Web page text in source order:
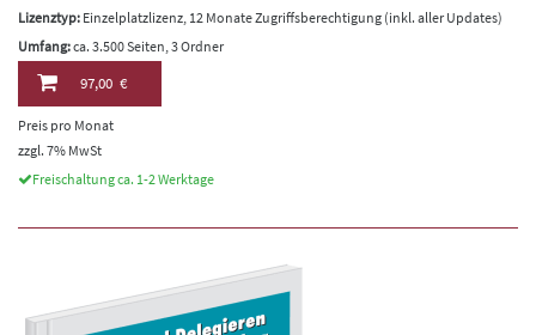
Lizenztyp: Einzelplatzlizenz, 12 Monate Zugriffsberechtigung (inkl. aller Updates)
Umfang:ca. 3.500 Seiten, 3 Ordner
97,00 €
Preis pro Monat
zzgl. 7% MwSt
Freischaltung ca. 1-2 Werktage